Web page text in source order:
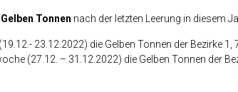
Tonnen nach der letzten Leerung in diesem
23.12.2022) die Gelben Tonnen der Bezirke 1,
(27.12. – 31.12.2022) die Gelben Tonnen der